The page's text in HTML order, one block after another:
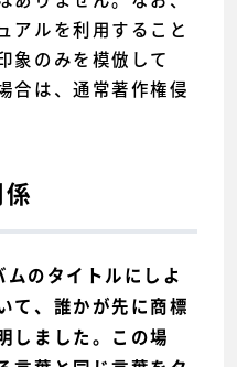
アルを利用すること
象のみを模倣して
合は、通常著作権侵
係
のタイトルにしよ
て、誰かが先に商標
しました。この場